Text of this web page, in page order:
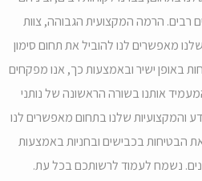
רבים. הרמה המקצועית הגבוהה, צוות
שלנו מאפשרים לנו להוביל את תחום סימון
באופן ישיר ובאמצעות כך, אנו מפקחים
אותנו בשורה הראשונה של נותני
והמקצועיות שלנו בתחום מאפשרים לנו
הבטיחות בכבישים ובחניות באמצעות
נשמח לעמוד לרשותכם בכל עת.